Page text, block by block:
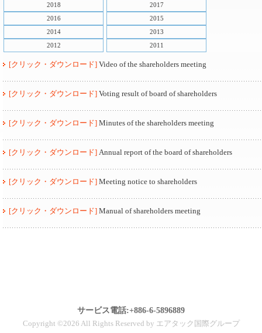
2018
2017
2016
2015
2014
2013
2012
2011
[クリック・ダウンロード] Video of the shareholders meeting
[クリック・ダウンロード] Voting result of board of shareholders
[クリック・ダウンロード] Minutes of the shareholders meeting
[クリック・ダウンロード] Annual report of the board of shareholders
[クリック・ダウンロード] Meeting notice to shareholders
[クリック・ダウンロード] Manual of shareholders meeting
サービス電話:+886-6-5896889
Copyright ©2026 All Rights Reserved by エアタック国際グループ